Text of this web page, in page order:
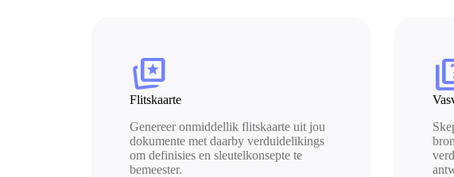
cards_star
Flitskaarte
Genereer onmiddellik flitskaarte uit jou
dokumente met daarby verduidelikings
om definisies en sleutelkonsepte te
bemeester.